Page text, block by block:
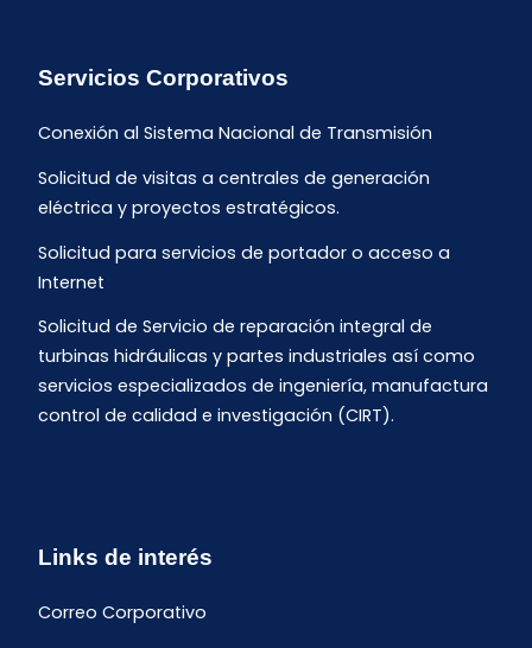
Servicios Corporativos
Conexión al Sistema Nacional de Transmisión
Solicitud de visitas a centrales de generación
eléctrica y proyectos estratégicos.
Solicitud para servicios de portador o acceso a
Internet
Solicitud de Servicio de reparación integral de
turbinas hidráulicas y partes industriales así como
servicios especializados de ingeniería, manufactura
control de calidad e investigación (CIRT).
Links de interés
Correo Corporativo